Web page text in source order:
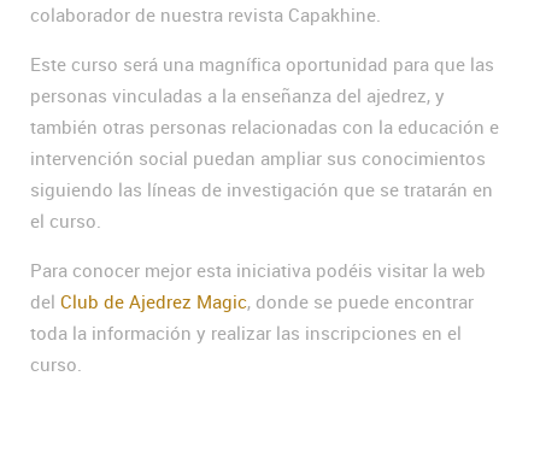
colaborador de nuestra revista Capakhine.
Este curso será una magnífica oportunidad para que las
personas vinculadas a la enseñanza del ajedrez, y
también otras personas relacionadas con la educación e
intervención social puedan ampliar sus conocimientos
siguiendo las líneas de investigación que se tratarán en
el curso.
Para conocer mejor esta iniciativa podéis visitar la web
del Club de Ajedrez Magic, donde se puede encontrar
toda la información y realizar las inscripciones en el
curso.